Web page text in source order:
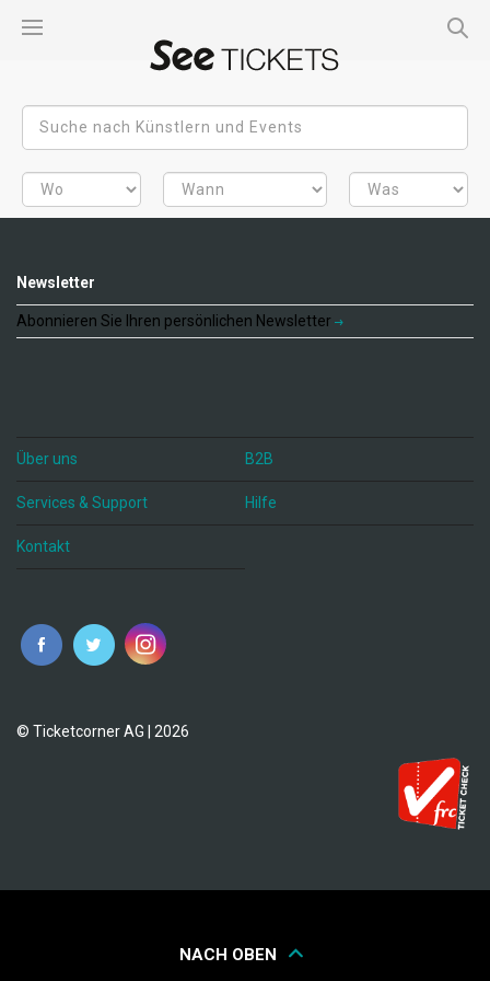
Newsletter
Abonnieren Sie Ihren persönlichen Newsletter
Über uns B2B
Services & Support Hilfe
Kontakt
© Ticketcorner AG | 2026
NACH OBEN